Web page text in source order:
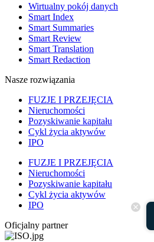
Wirtualny pokój danych
Smart Index
Smart Summaries
Smart Review
Smart Translation
Smart Redaction
Nasze rozwiązania
FUZJE I PRZEJĘCIA
Nieruchomości
Pozyskiwanie kapitału
Cykl życia aktywów
IPO
FUZJE I PRZEJĘCIA
Nieruchomości
Pozyskiwanie kapitału
Cykl życia aktywów
IPO
Oficjalny partner